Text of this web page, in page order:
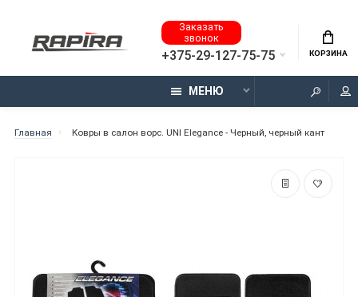
Заказать
звонок
+375-29-127-75-75 КОРЗИНА
МЕНЮ
Главная Ковры в салон ворс. UNI Elegance - Черный, черный кант